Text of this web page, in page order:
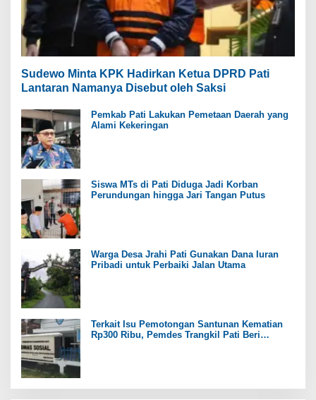
Sudewo Minta KPK Hadirkan Ketua DPRD Pati
Lantaran Namanya Disebut oleh Saksi
Pemkab Pati Lakukan Pemetaan Daerah yang
Alami Kekeringan
Siswa MTs di Pati Diduga Jadi Korban
Perundungan hingga Jari Tangan Putus
Warga Desa Jrahi Pati Gunakan Dana Iuran
Pribadi untuk Perbaiki Jalan Utama
Terkait Isu Pemotongan Santunan Kematian
Rp300 Ribu, Pemdes Trangkil Pati Beri